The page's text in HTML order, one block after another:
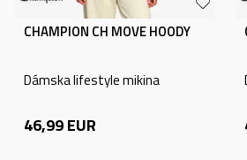
CHAMPION CH MOVE HOODY
Dámska lifestyle mikina
46,99EUR